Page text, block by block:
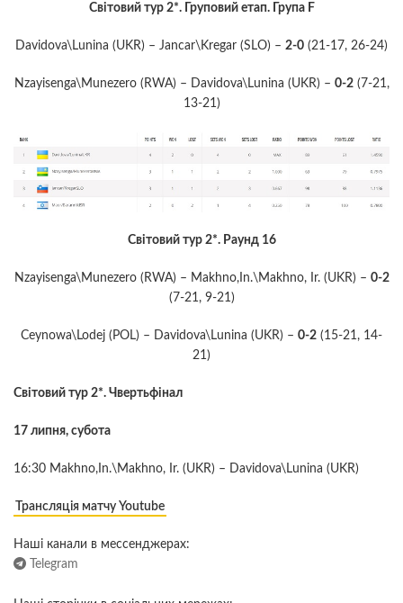
Світовий тур 2*. Груповий етап. Група F
Davidova\Lunina (UKR) – Jancar\Kregar (SLO) – 2-0 (21-17, 26-24)
Nzayisenga\Munezero (RWA) – Davidova\Lunina (UKR) – 0-2(7-21,
13-21)
Світовий тур 2*. Раунд 16
Nzayisenga\Munezero (RWA) – Makhno,In.\Makhno, Ir. (UKR) – 0-2
(7-21, 9-21)
Ceynowa\Lodej (POL) – Davidova\Lunina (UKR) – 0-2 (15-21, 14-
21)
Світовий тур 2*. Чвертьфінал
17 липня, субота
16:30 Makhno,In.\Makhno, Ir. (UKR) – Davidova\Lunina (UKR)
Трансляція матчу Youtube
Наші канали в мессенджерах:
Telegram